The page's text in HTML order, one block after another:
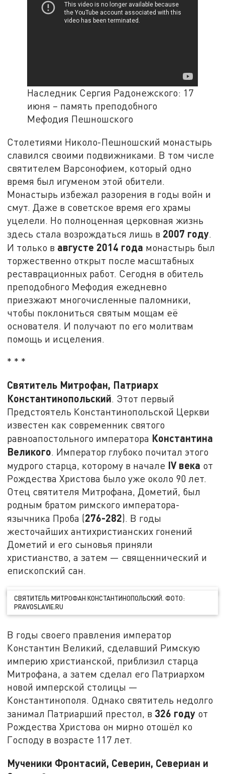
Наследник Сергия Радонежского: 17
июня – память преподобного
Мефодия Пешношского
Столетиями Николо-Пешношский монастырь
славился своими подвижниками. В том числе
святителем Варсонофием, который одно
время был игуменом этой обители.
Монастырь избежал разорения в годы войн и
смут. Даже в советское время его храмы
уцелели. Но полноценная церковная жизнь
здесь стала возрождаться лишь в 2007 году
И только в августе 2014 года монастырь был
торжественно открыт после масштабных
реставрационных работ. Сегодня в обитель
преподобного Мефодия ежедневно
приезжают многочисленные паломники,
чтобы поклониться святым мощам её
основателя. И получают по его молитвам
помощь и исцеления.
* * *
Святитель Митрофан, Патриарх
Константинопольский. Этот первый
Предстоятель Константинопольской Церкви
известен как современник святого
равноапостольного императора Константина
Великого. Император глубоко почитал этого
мудрого старца, которому в начале IVвека от
Рождества Христова было уже около 90 лет.
Отец святителя Митрофана, Дометий, был
родным братом римского императора-
язычника Проба (276-282). В годы
жесточайших антихристианских гонений
Дометий и его сыновья приняли
христианство, а затем — священнический и
епископский сан.
СВЯТИТЕЛЬ МИТРОФАН КОНСТАНТИНОПОЛЬСКИЙ. ФОТО:
PRAVOSLAVIE.RU
В годы своего правления император
Константин Великий, сделавший Римскую
империю христианской, приблизил старца
Митрофана, а затем сделал его Патриархом
новой имперской столицы —
Константинополя. Однако святитель недолго
занимал Патриарший престол, в 326 году от
Рождества Христова он мирно отошёл ко
Господу в возрасте 117 лет.
Мученики Фронтасий, Северин, Севериан и